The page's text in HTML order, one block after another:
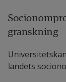
granskning
landets